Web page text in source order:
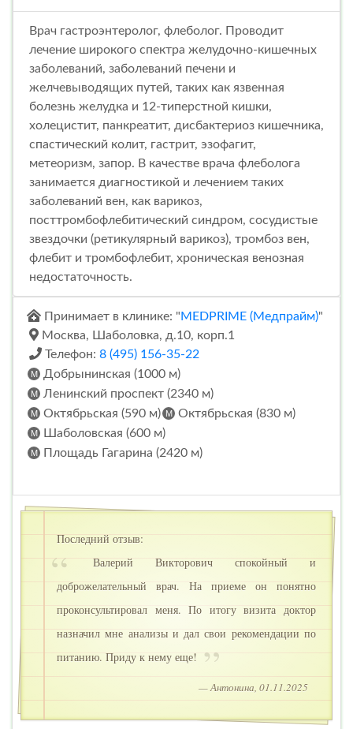
Врач гастроэнтеролог, флеболог. Проводит
лечение широкого спектра желудочно-кишечных
заболеваний, заболеваний печени и
желчевыводящих путей, таких как язвенная
болезнь желудка и 12-типерстной кишки,
холецистит, панкреатит, дисбактериоз кишечника,
спастический колит, гастрит, эзофагит,
метеоризм, запор. В качестве врача флеболога
занимается диагностикой и лечением таких
заболеваний вен, как варикоз,
посттромбофлебитический синдром, сосудистые
звездочки (ретикулярный варикоз), тромбоз вен,
флебит и тромбофлебит, хроническая венозная
недостаточность.
Принимает в клинике: "MEDPRIME (Медпрайм)"
Москва, Шаболовка, д.10, корп.1
Телефон: 8 (495) 156-35-22
Добрынинская (1000 м)
Ленинский проспект (2340 м)
Октябрьская (590 м)
Октябрьская (830 м)
Шаболовская (600 м)
Площадь Гагарина (2420 м)
Последний отзыв:
Валерий Викторович спокойный и
доброжелательный врач. На приеме он понятно
проконсультировал меня. По итогу визита доктор
назначил мне анализы и дал свои рекомендации по
питанию. Приду к нему еще!
— Антонина, 01.11.2025